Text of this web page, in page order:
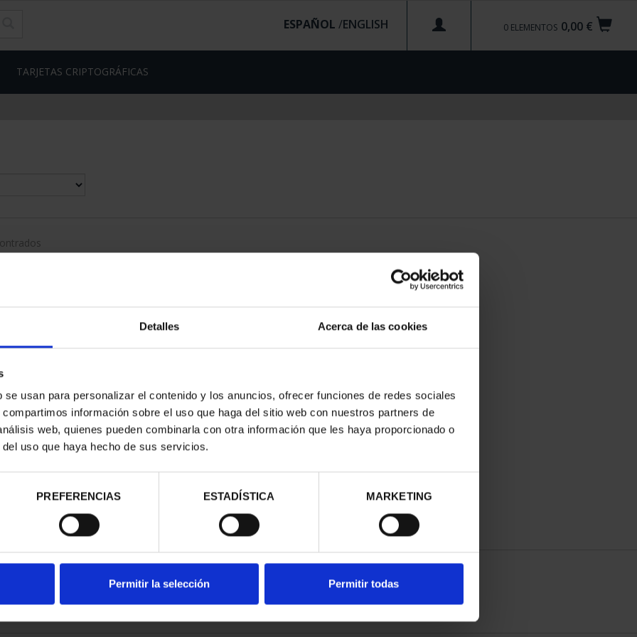
Detalles Acerca de las cookies
usan para personalizar el contenido y los anuncios, ofrecer funciones de redes sociales
información sobre el uso que haga del sitio web con nuestros partners de
web, quienes pueden combinarla con otra información que les haya proporcionado o
uso que haya hecho de sus servicios.
PREFERENCIAS ESTADÍSTICA MARKETING
Permitir la selección Permitir todas
0,00 €
0 ELEMENTOS
ESPAÑOL /
TARJETAS CRIPTOGRÁFICAS
III -